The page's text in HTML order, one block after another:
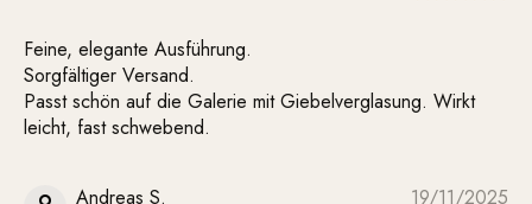
Feine, elegante Ausführung.
Sorgfältiger Versand.
Passt schön auf die Galerie mit Giebelverglasung. Wirkt
leicht, fast schwebend.
19/11/2025
Andreas S.